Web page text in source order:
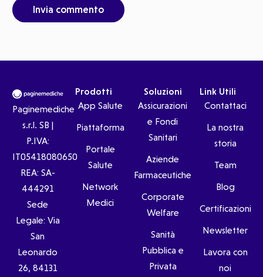
Paginemediche
s.r.l. SB |
P.IVA:
IT05418080650
REA: SA-
444291
Sede
Legale: Via
San
Leonardo
26, 84131
Prodotti
App Salute
Piattaforma
Portale
Salute
Network
Medici
Soluzioni
Assicurazioni
e Fondi
Sanitari
Aziende
Farmaceutiche
Corporate
Welfare
Sanità
Pubblica e
Privata
Link Utili
Contattaci
La nostra
storia
Team
Blog
Certificazioni
Newsletter
Lavora con
noi